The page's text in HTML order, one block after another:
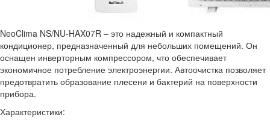
NeoClima NS/NU-HAX07R – это надежный и компактный
кондиционер, предназначенный для небольших помещений. Он
оснащен инверторным компрессором, что обеспечивает
экономичное потребление электроэнергии. Автоочистка позволяет
предотвратить образование плесени и бактерий на поверхности
прибора.
Характеристики: